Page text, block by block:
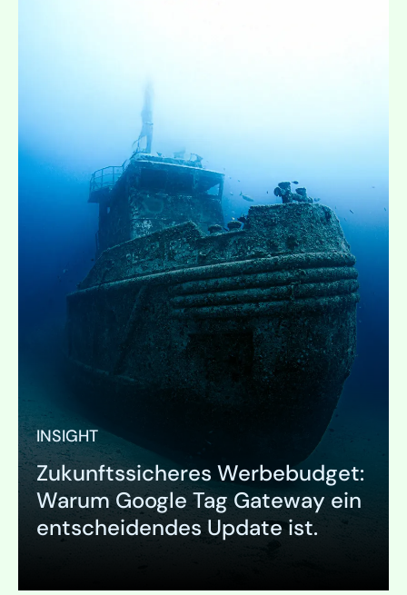
INSIGHT
Zukunftssicheres Werbebudget:
Warum Google Tag Gateway ein
entscheidendes Update ist.